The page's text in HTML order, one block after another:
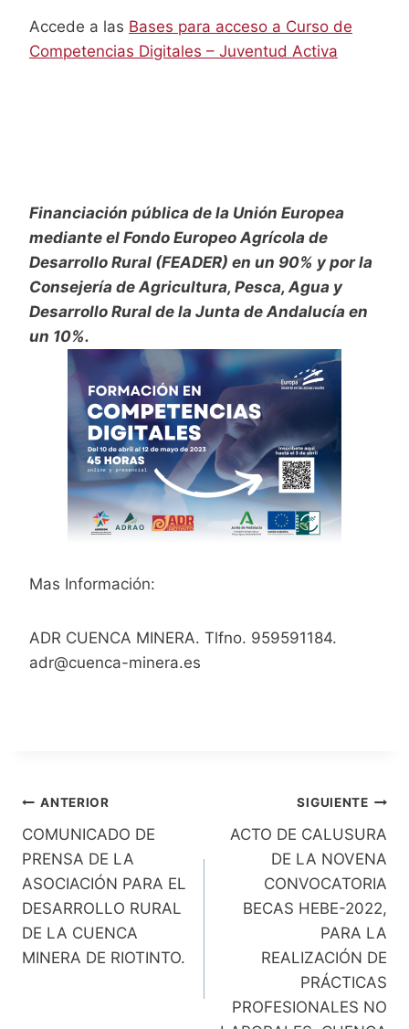
Accede a las Bases para acceso a Curso de
Competencias Digitales – Juventud Activa
Financiación pública de la Unión Europea
mediante el Fondo Europeo Agrícola de
Desarrollo Rural (FEADER) en un 90% y por la
Consejería de Agricultura, Pesca, Agua y
Desarrollo Rural de la Junta de Andalucía en
un 10%.
Mas Información:
ADR CUENCA MINERA. Tlfno. 959591184.
adr@cuenca-minera.es
Navegación
de
entradas
ANTERIOR
COMUNICADO DE
PRENSA DE LA
ASOCIACIÓN PARA EL
DESARROLLO RURAL
DE LA CUENCA
MINERA DE RIOTINTO.
SIGUIENTE
ACTO DE CALUSURA
DE LA NOVENA
CONVOCATORIA
BECAS HEBE-2022,
PARA LA
REALIZACIÓN DE
PRÁCTICAS
PROFESIONALES NO